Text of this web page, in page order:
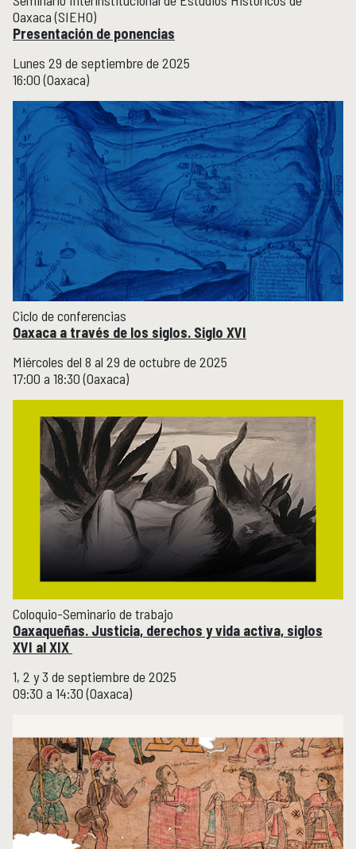
Oaxaca (SIEHO)
Presentación de ponencias
Lunes 29 de septiembre de 2025
16:00 (Oaxaca)
Ciclo de conferencias
Oaxaca a través de los siglos. Siglo XVI
Miércoles del 8 al 29 de octubre de 2025
17:00 a 18:30 (Oaxaca)
Coloquio-Seminario de trabajo
Oaxaqueñas. Justicia, derechos y vida activa, siglos
XVI al XIX
1, 2 y 3 de septiembre de 2025
09:30 a 14:30 (Oaxaca)